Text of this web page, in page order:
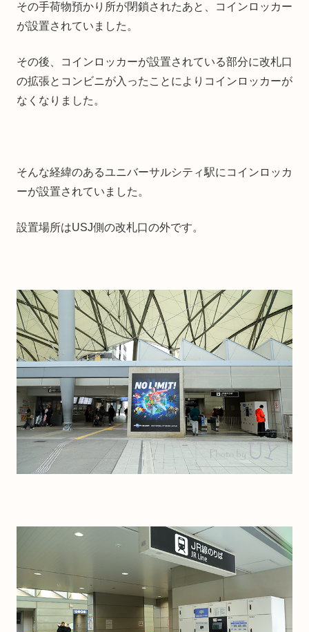
その手荷物預かり所が閉鎖されたあと、コインロッカー
が設置されていました。
その後、コインロッカーが設置されている部分に改札口
の拡張とコンビニが入ったことによりコインロッカーが
なくなりました。
そんな経緯のあるユニバーサルシティ駅にコインロッカ
ーが設置されていました。
設置場所はUSJ側の改札口の外です。